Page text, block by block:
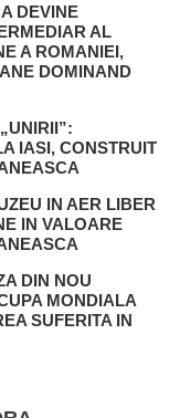
DEVINE
AL
A ROMANIEI,
DOMINAND
IASI, CONSTRUIT
IN AER LIBER
IN VALOARE
DIN NOU
MONDIALA
SUFERITA IN